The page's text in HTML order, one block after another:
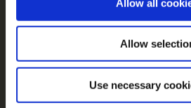
Allow all
Allow
Use necessary
Navigatie
Producten
Recepten
Merken
Inspiratie
Downloads